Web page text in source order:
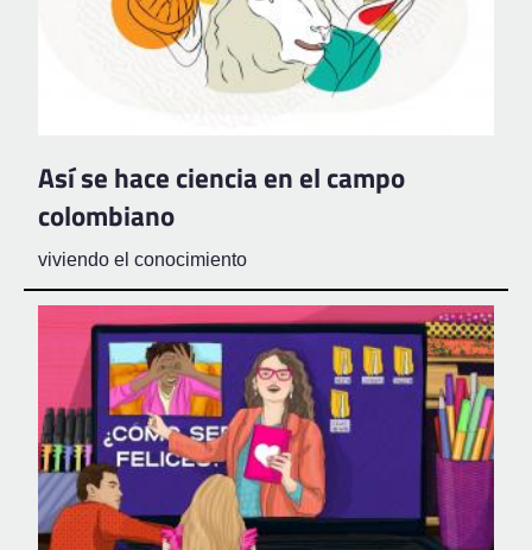
Así se hace ciencia en el campo
colombiano
viviendo el conocimiento